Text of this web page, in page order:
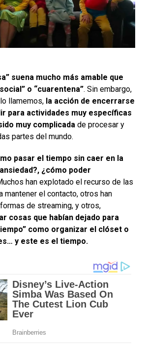
suena mucho más amable que
o “cuarentena”. Sin embargo,
llamemos, la acción de encerrarse
para actividades muy específicas
muy complicada de procesar y
partes del mundo.
pasar el tiempo sin caer en la
¿cómo poder
han explotado el recurso de las
mantener el contacto, otros han
de streaming, y otros,
cosas que habían dejado para
como organizar el clóset o
y este es el tiempo.